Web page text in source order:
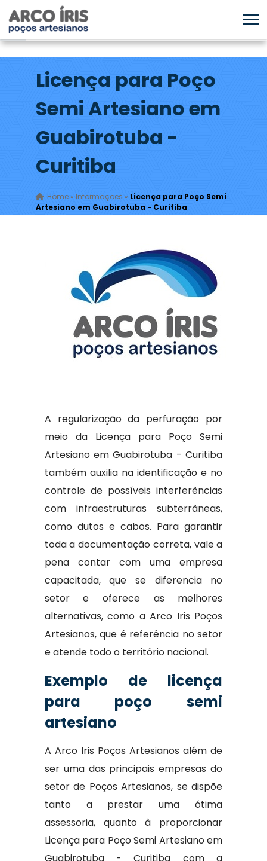
Licença para Poço
Semi Artesiano em
Guabirotuba -
Curitiba
Home» Informações » Licença para Poço Semi
Artesiano em Guabirotuba - Curitiba
A regularização da perfuração por
meio da Licença para Poço Semi
Artesiano em Guabirotuba - Curitiba
também auxilia na identificação e no
controle de possíveis interferências
com infraestruturas subterrâneas,
como dutos e cabos. Para garantir
toda a documentação correta, vale a
pena contar com uma empresa
capacitada, que se diferencia no
setor e oferece as melhores
alternativas, como a Arco Iris Poços
Artesianos, que é referência no setor
e atende todo o território nacional.
Exemplo de licença
para poço semi
artesiano
A Arco Iris Poços Artesianos além de
ser uma das principais empresas do
setor de Poços Artesianos, se dispõe
tanto a prestar uma ótima
assessoria, quanto à proporcionar
Licença para Poço Semi Artesiano em